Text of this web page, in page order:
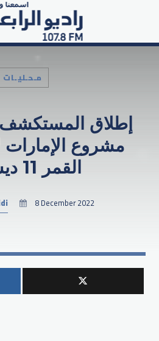
the website:
مـحـليـات
إطلاق
مشروع
القمر 11 ديسمبر
8 December 2022